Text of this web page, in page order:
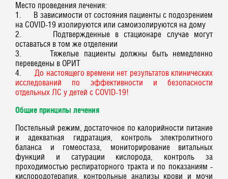
Место проведения лечения:
1. В зависимости от состояния пациенты с подозрением
на COVID-19 изолируются или самоизолируются на дому
2. Подтвержденные в стационаре случае могут
оставаться в том же отделении
3. Тяжелые пациенты должны быть немедленно
переведены в ОРИТ
4.До настоящего времени нет результатов клинических
исследований по эффективности и безопасности
отдельных ЛС у детей с COVID-19!
Общие принципы лечения
Постельный режим, достаточное по калорийности питание
и адекватная гидратация, контроль электролитного
баланса и гомеостаза, мониторирование витальных
функций и сатурации кислорода, контроль за
проходимостью респираторного тракта и по показаниям -
кислородотерапия, контрольные анализы крови и мочи